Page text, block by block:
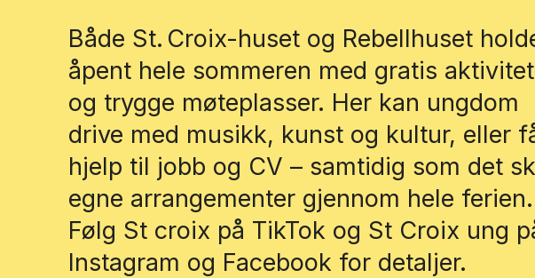
Både St. Croix-huset og Rebellhuset
åpent hele sommeren med gratis
og trygge møteplasser. Her kan ungdom
drive med musikk, kunst og kultur, eller
hjelp til jobb og CV – samtidig som det
egne arrangementer gjennom hele ferien.
Følg St croix på TikTok og St Croix ung
Instagram og Facebook for detaljer.